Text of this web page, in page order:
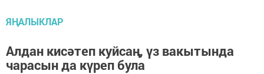
ЯҢАЛЫКЛАР
Алдан кисәтеп куйсаң, үз вакытында
чарасын да күреп була